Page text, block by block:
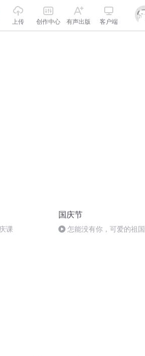
上传 创作中心 有声出版 客户端
课
国庆节
怎能没有你，可爱的祖国